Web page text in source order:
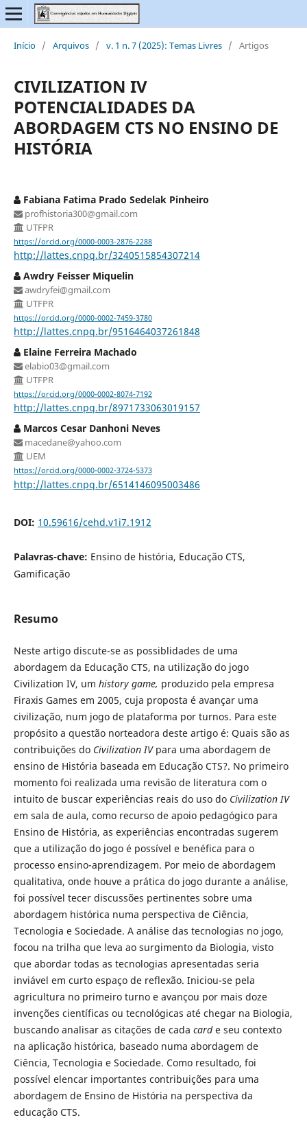
Início / Arquivos / v. 1 n. 7 (2025): Temas Livres / Artigos
CIVILIZATION IV
POTENCIALIDADES DA
ABORDAGEM CTS NO ENSINO DE
HISTÓRIA
Fabiana Fatima Prado Sedelak Pinheiro
profhistoria300@gmail.com
UTFPR
https://orcid.org/0000-0003-2876-2288
http://lattes.cnpq.br/3240515854307214
Awdry Feisser Miquelin
awdryfei@gmail.com
UTFPR
https://orcid.org/0000-0002-7459-3780
http://lattes.cnpq.br/9516464037261848
Elaine Ferreira Machado
elabio03@gmail.com
UTFPR
https://orcid.org/0000-0002-8074-7192
http://lattes.cnpq.br/8971733063019157
Marcos Cesar Danhoni Neves
macedane@yahoo.com
UEM
https://orcid.org/0000-0002-3724-5373
http://lattes.cnpq.br/6514146095003486
DOI: 10.59616/cehd.v1i7.1912
Palavras-chave: Ensino de história, Educação CTS,
Gamificação
Resumo
Neste artigo discute-se as possiblidades de uma
abordagem da Educação CTS, na utilização do jogo
Civilization IV, um history game, produzido pela empresa
Firaxis Games em 2005, cuja proposta é avançar uma
civilização, num jogo de plataforma por turnos. Para este
propósito a questão norteadora deste artigo é: Quais são as
contribuições do Civilization IV para uma abordagem de
ensino de História baseada em Educação CTS?. No primeiro
momento foi realizada uma revisão de literatura com o
intuito de buscar experiências reais do uso do Civilization IV
em sala de aula, como recurso de apoio pedagógico para
Ensino de História, as experiências encontradas sugerem
que a utilização do jogo é possível e benéfica para o
processo ensino-aprendizagem. Por meio de abordagem
qualitativa, onde houve a prática do jogo durante a análise,
foi possível tecer discussões pertinentes sobre uma
abordagem histórica numa perspectiva de Ciência,
Tecnologia e Sociedade. A análise das tecnologias no jogo,
focou na trilha que leva ao surgimento da Biologia, visto
que abordar todas as tecnologias apresentadas seria
inviável em curto espaço de reflexão. Iniciou-se pela
agricultura no primeiro turno e avançou por mais doze
invenções científicas ou tecnológicas até chegar na Biologia,
buscando analisar as citações de cada carde seu contexto
na aplicação histórica, baseado numa abordagem de
Ciência, Tecnologia e Sociedade. Como resultado, foi
possível elencar importantes contribuições para uma
abordagem de Ensino de História na perspectiva da
educação CTS.